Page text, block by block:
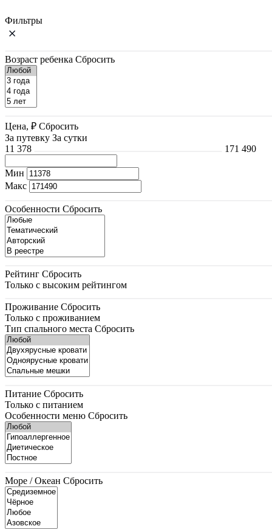
Фильтры
Возраст ребенка Сбросить
Цена, ₽ Сбросить
За путевку За сутки
11 378
171 490
Мин
Макс
Особенности Сбросить
Рейтинг Сбросить
Только с высоким рейтингом
Проживание Сбросить
Только с проживанием
Тип спального места Сбросить
Питание Сбросить
Только с питанием
Особенности меню Сбросить
Море / Океан Сбросить